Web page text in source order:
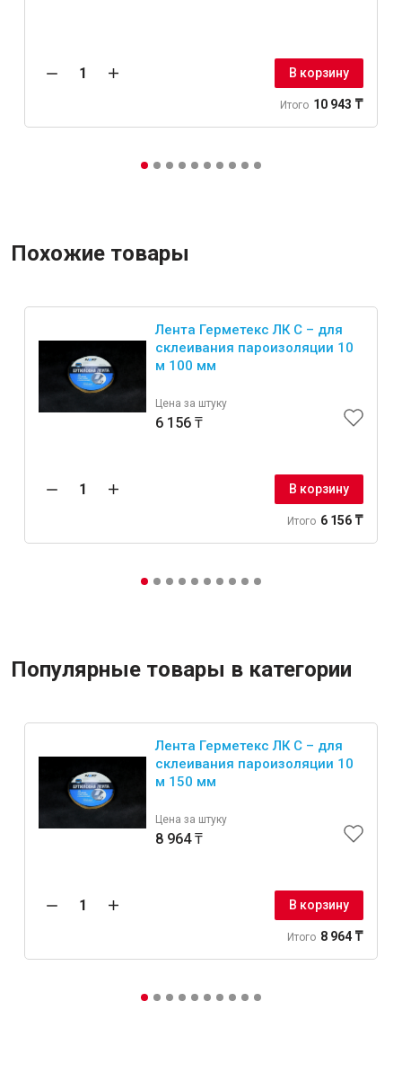
В корзину
Итого 10 943 ₸
Похожие товары
Лента Герметекс ЛК С – для
склеивания пароизоляции 10
м 100 мм
Цена за штуку
6 156 ₸
В корзину
Итого 6 156 ₸
Популярные товары в категории
Лента Герметекс ЛК С – для
склеивания пароизоляции 10
м 150 мм
Цена за штуку
8 964 ₸
В корзину
Итого 8 964 ₸